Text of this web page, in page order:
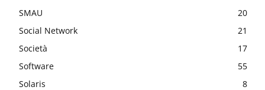
SMAU
20
Social Network
21
Società
17
Software
55
Solaris
8